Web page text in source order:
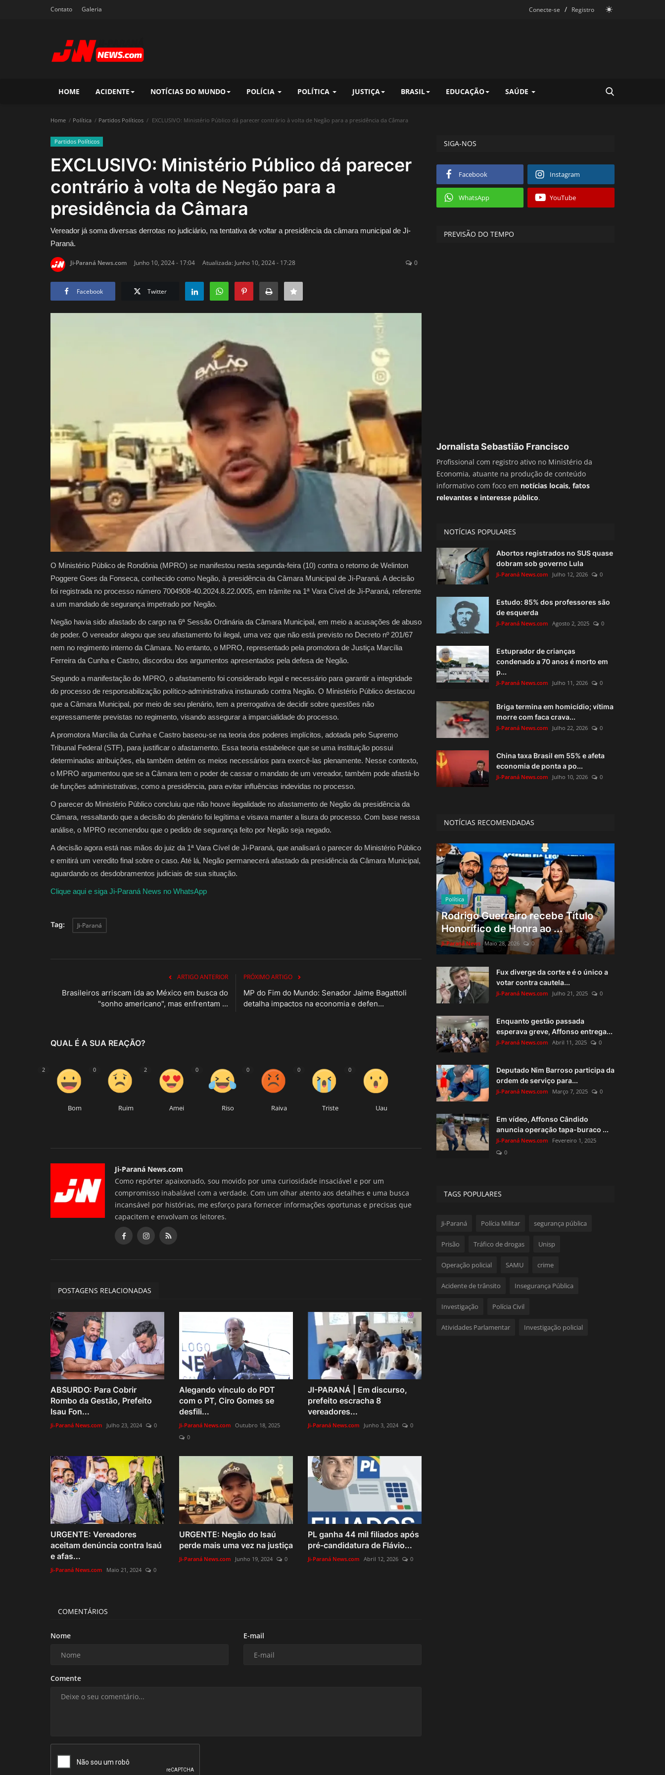
Contato Galeria Conecte-se / Registro
HOME ACIDENTE NOTÍCIAS DO MUNDO POLÍCIA POLÍTICA JUSTIÇA BRASIL EDUCAÇÃO SAÚDE
Home Política Partidos Políticos EXCLUSIVO: Ministério Público dá parecer contrário à volta de Negão para a presidência da Câmara
Partidos Políticos
EXCLUSIVO: Ministério Público dá parecer
contrário à volta de Negão para a
presidência da Câmara
Vereador já soma diversas derrotas no judiciário, na tentativa de voltar a presidência da câmara municipal de Ji-
Paraná.
Ji-Paraná News.com Junho 10, 2024 - 17:04 Atualizada: Junho 10, 2024 - 17:28 0
Facebook Twitter
O Ministério Público de Rondônia (MPRO) se manifestou nesta segunda-feira (10) contra o retorno de Welinton
Poggere Goes da Fonseca, conhecido como Negão, à presidência da Câmara Municipal de Ji-Paraná. A decisão
foi registrada no processo número 7004908-40.2024.8.22.0005, em trâmite na 1ª Vara Cível de Ji-Paraná, referente
a um mandado de segurança impetrado por Negão.
Negão havia sido afastado do cargo na 6ª Sessão Ordinária da Câmara Municipal, em meio a acusações de abuso
de poder. O vereador alegou que seu afastamento foi ilegal, uma vez que não está previsto no Decreto nº 201/67
nem no regimento interno da Câmara. No entanto, o MPRO, representado pela promotora de Justiça Marcília
Ferreira da Cunha e Castro, discordou dos argumentos apresentados pela defesa de Negão.
Segundo a manifestação do MPRO, o afastamento foi considerado legal e necessário para garantir a integridade
do processo de responsabilização político-administrativa instaurado contra Negão. O Ministério Público destacou
que a Câmara Municipal, por meio de seu plenário, tem a prerrogativa de decidir sobre questões não
expressamente previstas no regimento, visando assegurar a imparcialidade do processo.
A promotora Marcília da Cunha e Castro baseou-se na teoria dos poderes implícitos, adotada pelo Supremo
Tribunal Federal (STF), para justificar o afastamento. Essa teoria estabelece que se uma instituição possui
determinadas atribuições, ela também detém os meios necessários para exercê-las plenamente. Nesse contexto,
o MPRO argumentou que se a Câmara tem o poder de cassar o mandato de um vereador, também pode afastá-lo
de funções administrativas, como a presidência, para evitar influências indevidas no processo.
O parecer do Ministério Público concluiu que não houve ilegalidade no afastamento de Negão da presidência da
Câmara, ressaltando que a decisão do plenário foi legítima e visava manter a lisura do processo. Com base nessa
análise, o MPRO recomendou que o pedido de segurança feito por Negão seja negado.
A decisão agora está nas mãos do juiz da 1ª Vara Cível de Ji-Paraná, que analisará o parecer do Ministério Público
e emitirá um veredito final sobre o caso. Até lá, Negão permanecerá afastado da presidência da Câmara Municipal,
aguardando os desdobramentos judiciais de sua situação.
Clique aqui e siga Ji-Paraná News no WhatsApp
Tag: Ji-Paraná
ARTIGO ANTERIOR
Brasileiros arriscam ida ao México em busca do
"sonho americano", mas enfrentam ...
PRÓXIMO ARTIGO
MP do Fim do Mundo: Senador Jaime Bagattoli
detalha impactos na economia e defen...
QUAL É A SUA REAÇÃO?
2
Bom
0
Ruim
2
Amei
0
Riso
0
Raiva
0
Triste
0
Uau
Ji-Paraná News.com
Como repórter apaixonado, sou movido por uma curiosidade insaciável e por um
compromisso inabalável com a verdade. Com um olhar atento aos detalhes e uma busca
incansável por histórias, me esforço para fornecer informações oportunas e precisas que
capacitem e envolvam os leitores.
POSTAGENS RELACIONADAS
ABSURDO: Para Cobrir
Rombo da Gestão, Prefeito
Isau Fon...
Ji-Paraná News.com Julho 23, 2024 0
Alegando vínculo do PDT
com o PT, Ciro Gomes se
desfili...
Ji-Paraná News.com Outubro 18, 2025
0
JI-PARANÁ | Em discurso,
prefeito escracha 8
vereadores...
Ji-Paraná News.com Junho 3, 2024 0
URGENTE: Vereadores
aceitam denúncia contra Isaú
e afas...
Ji-Paraná News.com Maio 21, 2024 0
URGENTE: Negão do Isaú
perde mais uma vez na justiça
Ji-Paraná News.com Junho 19, 2024 0
PL ganha 44 mil filiados após
pré-candidatura de Flávio...
Ji-Paraná News.com Abril 12, 2026 0
COMENTÁRIOS
Nome E-mail
Comente
SIGA-NOS
Facebook Instagram
WhatsApp YouTube
PREVISÃO DO TEMPO
Jornalista Sebastião Francisco
Profissional com registro ativo no Ministério da
Economia, atuante na produção de conteúdo
informativo com foco em notícias locais, fatos
relevantes e interesse público.
NOTÍCIAS POPULARES
Abortos registrados no SUS quase
dobram sob governo Lula
Ji-Paraná News.com Julho 12, 2026 0
Estudo: 85% dos professores são
de esquerda
Ji-Paraná News.com Agosto 2, 2025 0
Estuprador de crianças
condenado a 70 anos é morto em
p...
Ji-Paraná News.com Julho 11, 2026 0
Briga termina em homicídio; vítima
morre com faca crava...
Ji-Paraná News.com Julho 22, 2026 0
China taxa Brasil em 55% e afeta
economia de ponta a po...
Ji-Paraná News.com Julho 10, 2026 0
NOTÍCIAS RECOMENDADAS
Política
Rodrigo Guerreiro recebe Título
Honorífico de Honra ao ...
Ji-Paraná News Maio 28, 2026 0
Fux diverge da corte e é o único a
votar contra cautela...
Ji-Paraná News.com Julho 21, 2025 0
Enquanto gestão passada
esperava greve, Affonso entrega...
Ji-Paraná News.com Abril 11, 2025 0
Deputado Nim Barroso participa da
ordem de serviço para...
Ji-Paraná News.com Março 7, 2025 0
Em vídeo, Affonso Cândido
anuncia operação tapa-buraco ...
Ji-Paraná News.com
Fevereiro 1, 2025
0
TAGS POPULARES
Ji-Paraná Polícia Militar segurança pública
Prisão Tráfico de drogas Unisp
Operação policial SAMU crime
Acidente de trânsito Insegurança Pública
Investigação Polícia Civil
Atividades Parlamentar Investigação policial